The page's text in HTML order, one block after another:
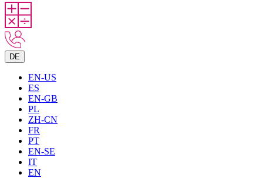
DE
EN-US
ES
EN-GB
PL
ZH-CN
FR
PT
EN-SE
IT
EN